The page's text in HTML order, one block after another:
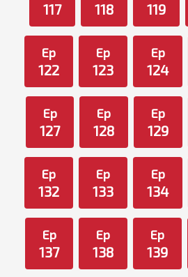
117 118 119
Ep
122
Ep
123
Ep
124
Ep
127
Ep
128
Ep
129
Ep
132
Ep
133
Ep
134
Ep
137
Ep
138
Ep
139